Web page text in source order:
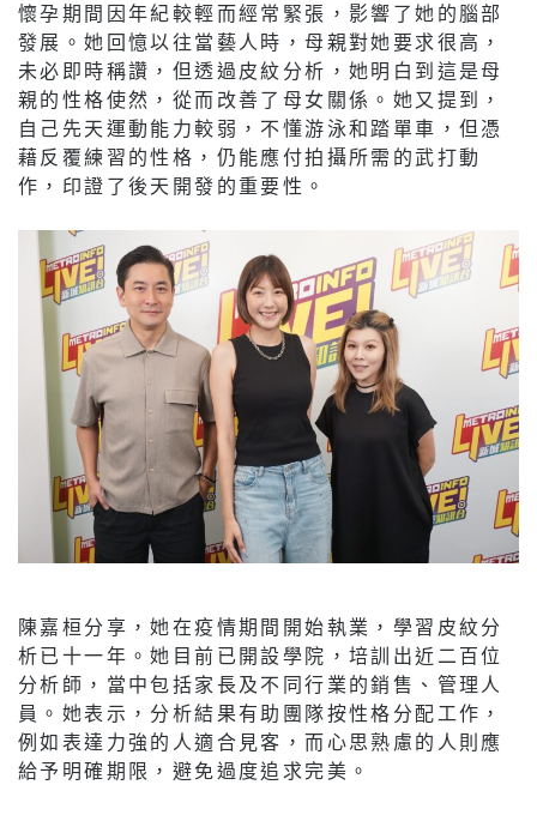
懷孕期間因年紀較輕而經常緊張，影響了她的腦部
發展。她回憶以往當藝人時，母親對她要求很高，
未必即時稱讚，但透過皮紋分析，她明白到這是母
親的性格使然，從而改善了母女關係。她又提到，
自己先天運動能力較弱，不懂游泳和踏單車，但憑
藉反覆練習的性格，仍能應付拍攝所需的武打動
作，印證了後天開發的重要性。
陳嘉桓分享，她在疫情期間開始執業，學習皮紋分
析已十一年。她目前已開設學院，培訓出近二百位
分析師，當中包括家長及不同行業的銷售、管理人
員。她表示，分析結果有助團隊按性格分配工作，
例如表達力強的人適合見客，而心思熟慮的人則應
給予明確期限，避免過度追求完美。